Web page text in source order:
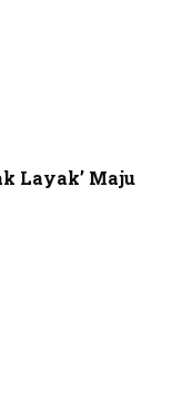
Layak’ Maju